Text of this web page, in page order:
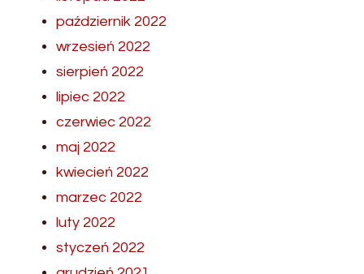
październik 2022
wrzesień 2022
sierpień 2022
lipiec 2022
czerwiec 2022
maj 2022
kwiecień 2022
marzec 2022
luty 2022
styczeń 2022